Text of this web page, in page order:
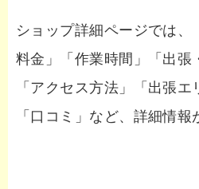
ショップ詳細ページでは、
料金」「作業時間」「出張
「アクセス方法」「出張エ
「口コミ」など、詳細情報